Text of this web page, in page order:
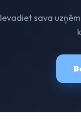
Ievadiet sava